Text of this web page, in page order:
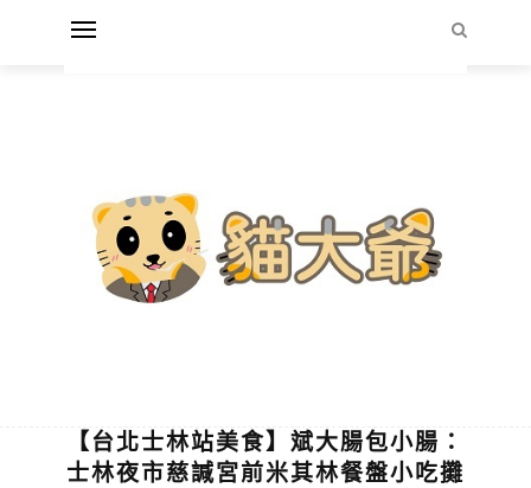
【台北士林站美食】斌大腸包小腸：
士林夜市慈諴宮前米其林餐盤小吃攤